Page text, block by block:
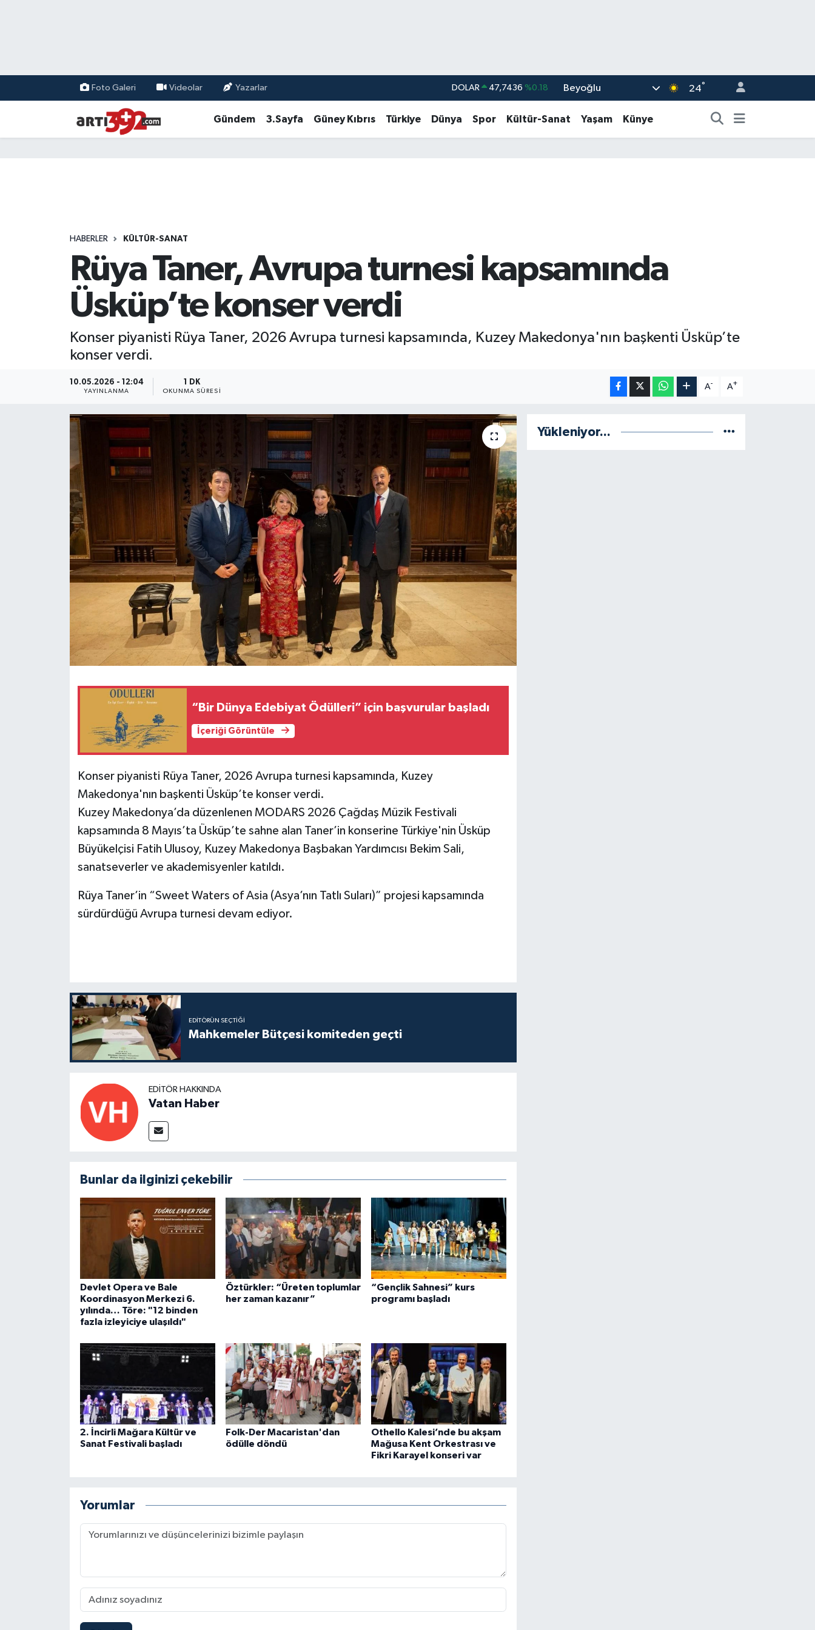
Foto Galeri Videolar Yazarlar DOLAR 47,7436 %0.18 Beyoğlu 24°
Gündem 3.Sayfa Güney Kıbrıs Türkiye Dünya Spor Kültür-Sanat Yaşam Künye
HABERLER KÜLTÜR-SANAT
Rüya Taner, Avrupa turnesi kapsamında
Üsküp’te konser verdi
Konser piyanisti Rüya Taner, 2026 Avrupa turnesi kapsamında, Kuzey Makedonya'nın başkenti Üsküp’te
konser verdi.
10.05.2026 - 12:04
YAYINLANMA
1 DK
OKUNMA SÜRESI
A- A+
“Bir Dünya Edebiyat Ödülleri” için başvurular başladı
İçeriği Görüntüle
Konser piyanisti Rüya Taner, 2026 Avrupa turnesi kapsamında, Kuzey
Makedonya'nın başkenti Üsküp’te konser verdi.
Kuzey Makedonya’da düzenlenen MODARS 2026 Çağdaş Müzik Festivali
kapsamında 8 Mayıs’ta Üsküp’te sahne alan Taner’in konserine Türkiye'nin Üsküp
Büyükelçisi Fatih Ulusoy, Kuzey Makedonya Başbakan Yardımcısı Bekim Sali,
sanatseverler ve akademisyenler katıldı.
Rüya Taner’in “Sweet Waters of Asia (Asya’nın Tatlı Suları)” projesi kapsamında
sürdürdüğü Avrupa turnesi devam ediyor.
EDITÖRÜN SEÇTIĞI
Mahkemeler Bütçesi komiteden geçti
EDITÖR HAKKINDA
Vatan Haber
Bunlar da ilginizi çekebilir
Devlet Opera ve Bale
Koordinasyon Merkezi 6.
yılında… Töre: "12 binden
fazla izleyiciye ulaşıldı"
Öztürkler: “Üreten toplumlar
her zaman kazanır”
“Gençlik Sahnesi” kurs
programı başladı
2. İncirli Mağara Kültür ve
Sanat Festivali başladı
Folk-Der Macaristan'dan
ödülle döndü
Othello Kalesi’nde bu akşam
Mağusa Kent Orkestrası ve
Fikri Karayel konseri var
Yorumlar
Yükleniyor...